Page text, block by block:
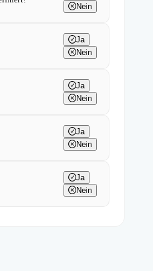
Nein
Ja
Nein
Ja
Nein
Ja
Nein
Ja
Nein